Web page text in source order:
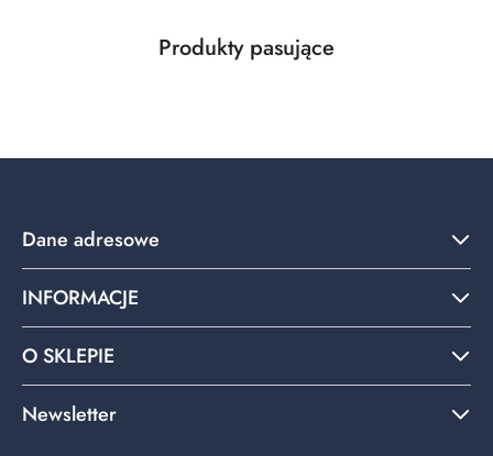
Pomiń karuzelę produktów
Produkty
Produkty pasujące
Dane adresowe
INFORMACJE
O SKLEPIE
Newsletter